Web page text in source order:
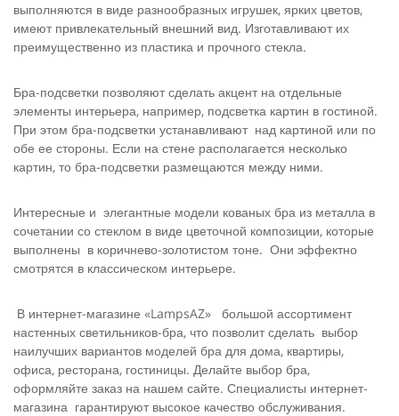
выполняются в виде разнообразных игрушек, ярких цветов,
имеют привлекательный внешний вид. Изготавливают их
преимущественно из пластика и прочного стекла.
Бра-подсветки позволяют сделать акцент на отдельные
элементы интерьера, например, подсветка картин в гостиной.
При этом бра-подсветки устанавливают над картиной или по
обе ее стороны. Если на стене располагается несколько
картин, то бра-подсветки размещаются между ними.
Интересные и элегантные модели кованых бра из металла в
сочетании со стеклом в виде цветочной композиции, которые
выполнены в коричнево-золотистом тоне. Они эффектно
смотрятся в классическом интерьере.
В интернет-магазине «LampsAZ» большой ассортимент
настенных светильников-бра, что позволит сделать выбор
наилучших вариантов моделей бра для дома, квартиры,
офиса, ресторана, гостиницы. Делайте выбор бра,
оформляйте заказ на нашем сайте. Специалисты интернет-
магазина гарантируют высокое качество обслуживания.